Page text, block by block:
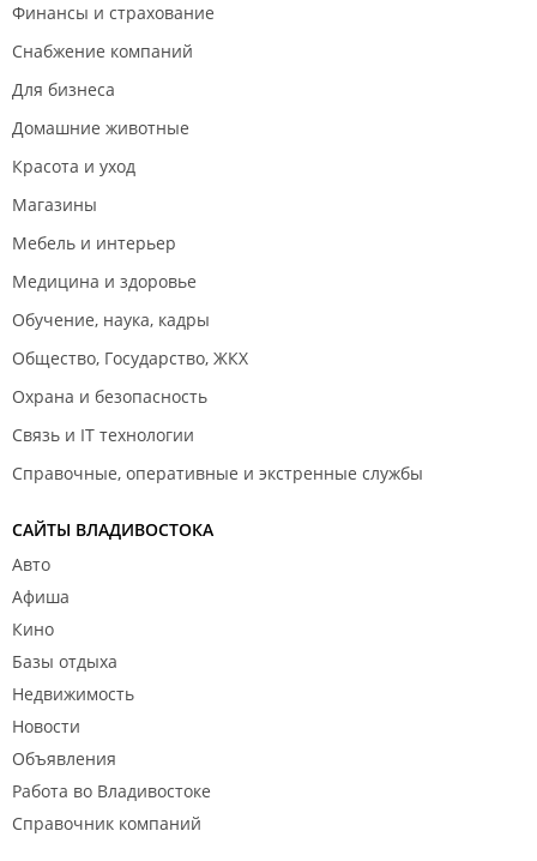
Финансы и страхование
Снабжение компаний
Для бизнеса
Домашние животные
Красота и уход
Магазины
Мебель и интерьер
Медицина и здоровье
Обучение, наука, кадры
Общество, Государство, ЖКХ
Охрана и безопасность
Связь и IT технологии
Справочные, оперативные и экстренные службы
САЙТЫ ВЛАДИВОСТОКА
Авто
Афиша
Кино
Базы отдыха
Недвижимость
Новости
Объявления
Работа во Владивостоке
Справочник компаний